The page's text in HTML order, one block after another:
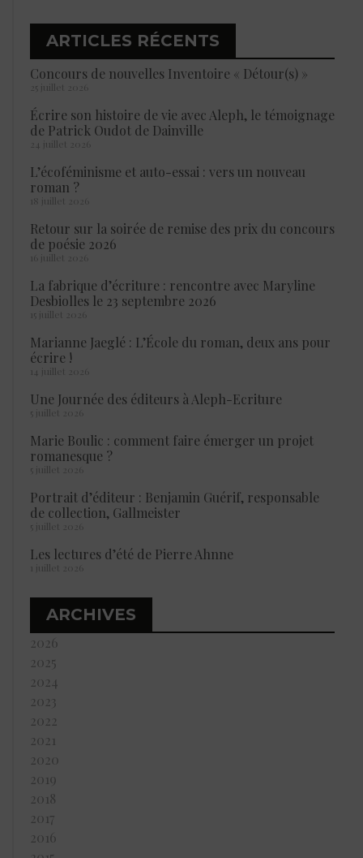
ARTICLES RÉCENTS
Concours de nouvelles Inventoire « Détour(s) »
25 juillet 2026
Écrire son histoire de vie avec Aleph, le témoignage
de Patrick Oudot de Dainville
24 juillet 2026
L’écoféminisme et auto-essai : vers un nouveau
roman ?
18 juillet 2026
Retour sur la soirée de remise des prix du concours
de poésie 2026
16 juillet 2026
La fabrique d’écriture : rencontre avec Maryline
Desbiolles le 23 septembre 2026
15 juillet 2026
Marianne Jaeglé : L’École du roman, deux ans pour
écrire !
14 juillet 2026
Une Journée des éditeurs à Aleph-Ecriture
5 juillet 2026
Marie Boulic : comment faire émerger un projet
romanesque ?
5 juillet 2026
Portrait d’éditeur : Benjamin Guérif, responsable
de collection, Gallmeister
5 juillet 2026
Les lectures d’été de Pierre Ahnne
1 juillet 2026
ARCHIVES
2026
2025
2024
2023
2022
2021
2020
2019
2018
2017
2016